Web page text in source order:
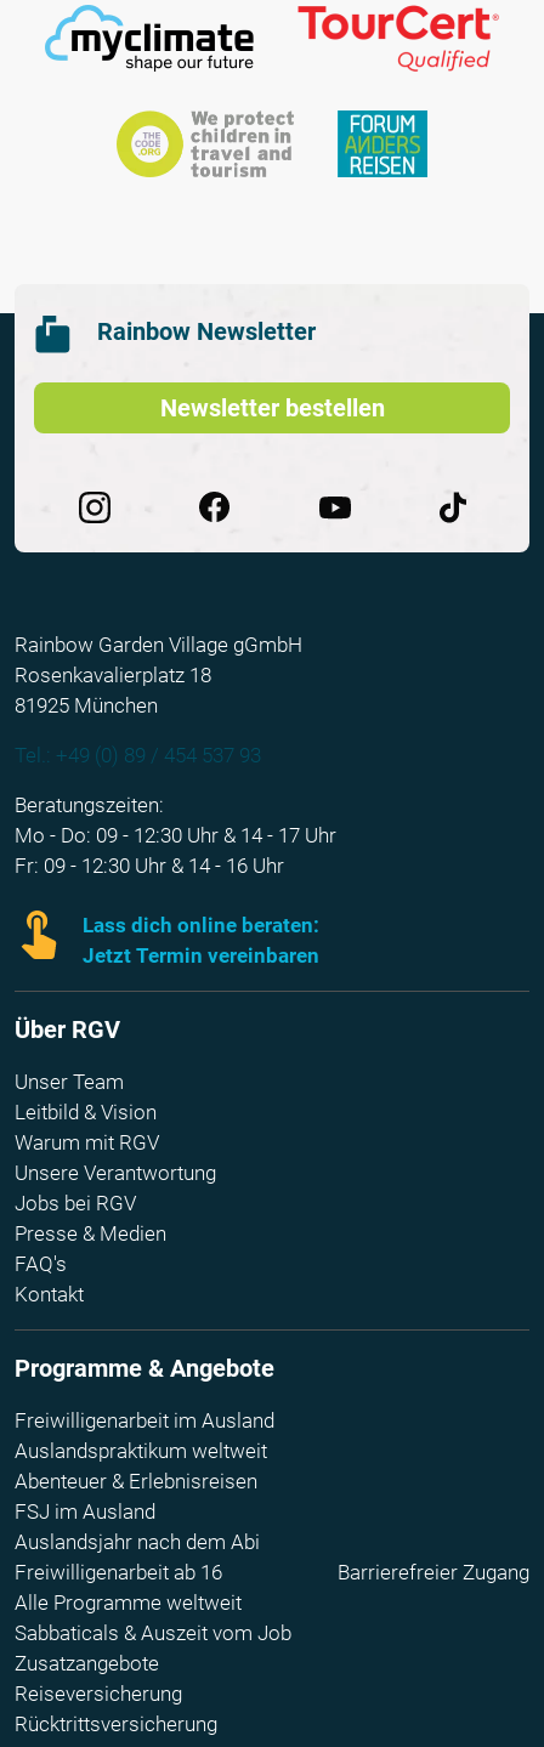
Rainbow Newsletter
Newsletter bestellen
Rainbow Garden Village gGmbH
Rosenkavalierplatz 18
81925 München
Tel.: +49 (0) 89 / 454 537 93
Beratungszeiten:
Mo - Do: 09 - 12:30 Uhr & 14 - 17 Uhr
Fr: 09 - 12:30 Uhr & 14 - 16 Uhr
Lass dich online beraten:
Jetzt Termin vereinbaren
Über RGV
Unser Team
Leitbild & Vision
Warum mit RGV
Unsere Verantwortung
Jobs bei RGV
Presse & Medien
FAQ's
Kontakt
Programme & Angebote
Freiwilligenarbeit im Ausland
Auslandspraktikum weltweit
Abenteuer & Erlebnisreisen
FSJ im Ausland
Auslandsjahr nach dem Abi
Freiwilligenarbeit ab 16
Alle Programme weltweit
Sabbaticals & Auszeit vom Job
Zusatzangebote
Reiseversicherung
Rücktrittsversicherung
Barrierefreier Zugang